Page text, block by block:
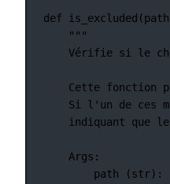
def is_excluded
"""
Vérifie si le
Cette fonction
Si l'un de ces
indiquant que
Args:
path (str):